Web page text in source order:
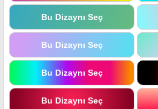
Bu Dizaynı Seç
Bu Dizaynı Seç
Bu Dizaynı Seç
Bu Dizaynı Seç